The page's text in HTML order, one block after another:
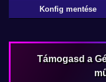
Konfig mentése
Támogasd a